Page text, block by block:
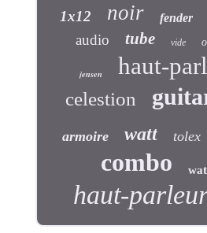
1x12 noir fender
audio tube vide
jensen haut-
celestion
armoire watt tolex
combo
haut-